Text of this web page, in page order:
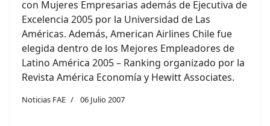
con Mujeres Empresarias además de Ejecutiva de
Excelencia 2005 por la Universidad de Las
Américas. Además, American Airlines Chile fue
elegida dentro de los Mejores Empleadores de
Latino América 2005 – Ranking organizado por la
Revista América Economía y Hewitt Associates.
Noticias FAE 06 Julio 2007